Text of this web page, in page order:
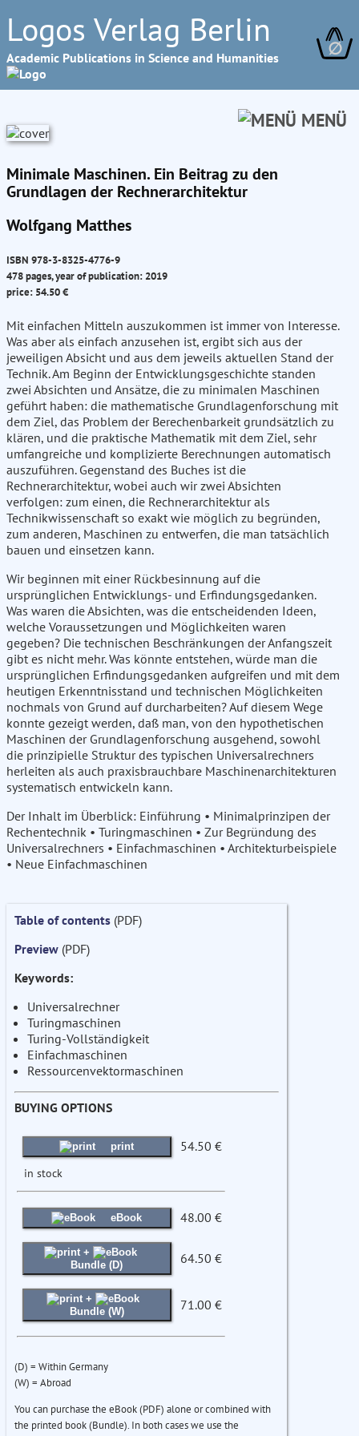
Logos Verlag Berlin
Academic Publications in Science and Humanities ∅
MENÜ
Minimale Maschinen. Ein Beitrag zu den
Grundlagen der Rechnerarchitektur
Wolfgang Matthes
ISBN 978-3-8325-4776-9
478 pages, year of publication: 2019
price: 54.50 €
Mit einfachen Mitteln auszukommen ist immer von Interesse.
Was aber als einfach anzusehen ist, ergibt sich aus der
jeweiligen Absicht und aus dem jeweils aktuellen Stand der
Technik. Am Beginn der Entwicklungsgeschichte standen
zwei Absichten und Ansätze, die zu minimalen Maschinen
geführt haben: die mathematische Grundlagenforschung mit
dem Ziel, das Problem der Berechenbarkeit grundsätzlich zu
klären, und die praktische Mathematik mit dem Ziel, sehr
umfangreiche und komplizierte Berechnungen automatisch
auszuführen. Gegenstand des Buches ist die
Rechnerarchitektur, wobei auch wir zwei Absichten
verfolgen: zum einen, die Rechnerarchitektur als
Technikwissenschaft so exakt wie möglich zu begründen,
zum anderen, Maschinen zu entwerfen, die man tatsächlich
bauen und einsetzen kann.
Wir beginnen mit einer Rückbesinnung auf die
ursprünglichen Entwicklungs- und Erfindungsgedanken.
Was waren die Absichten, was die entscheidenden Ideen,
welche Voraussetzungen und Möglichkeiten waren
gegeben? Die technischen Beschränkungen der Anfangszeit
gibt es nicht mehr. Was könnte entstehen, würde man die
ursprünglichen Erfindungsgedanken aufgreifen und mit dem
heutigen Erkenntnisstand und technischen Möglichkeiten
nochmals von Grund auf durcharbeiten? Auf diesem Wege
konnte gezeigt werden, daß man, von den hypothetischen
Maschinen der Grundlagenforschung ausgehend, sowohl
die prinzipielle Struktur des typischen Universalrechners
herleiten als auch praxisbrauchbare Maschinenarchitekturen
systematisch entwickeln kann.
Der Inhalt im Überblick: Einführung • Minimalprinzipen der
Rechentechnik • Turingmaschinen • Zur Begründung des
Universalrechners • Einfachmaschinen • Architekturbeispiele
• Neue Einfachmaschinen
Table of contents (PDF)
Preview (PDF)
Keywords:
Universalrechner
Turingmaschinen
Turing-Vollständigkeit
Einfachmaschinen
Ressourcenvektormaschinen
BUYING OPTIONS
print 54.50 €
in stock
eBook 48.00 €
+
Bundle (D)
64.50 €
+
Bundle (W)
71.00 €
(D) = Within Germany
(W) = Abroad
You can purchase the eBook (PDF) alone or combined with
the printed book (Bundle). In both cases we use the